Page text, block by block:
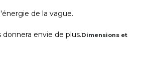
de la vague.
envie de plus.Dimensions et